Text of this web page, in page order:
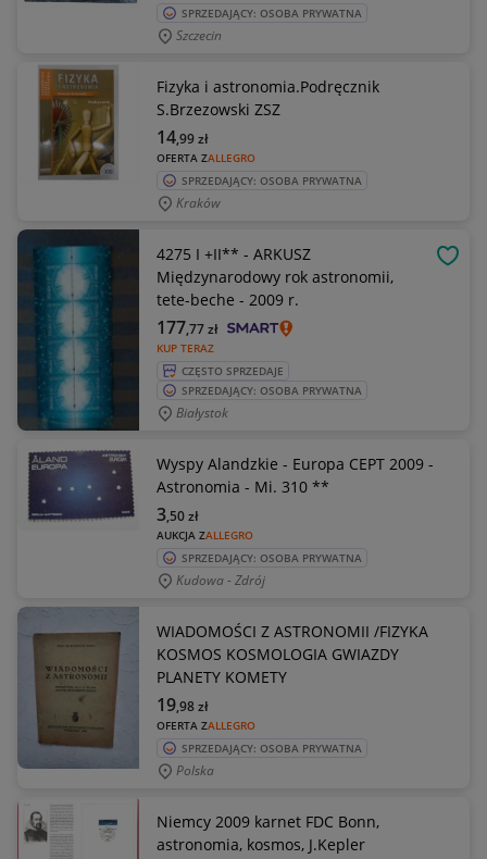
SPRZEDAJĄCY: OSOBA PRYWATNA
Szczecin
Fizyka i astronomia.Podręcznik
S.Brzezowski ZSZ
OFERTA ZALLEGRO
14,99zł
SPRZEDAJĄCY: OSOBA PRYWATNA
Kraków
4275 I +II** - ARKUSZ
Międzynarodowy rok astronomii,
tete-beche - 2009 r.
KUP TERAZ
177,77zł
CZĘSTO SPRZEDAJE
SPRZEDAJĄCY: OSOBA PRYWATNA
Białystok
Wyspy Alandzkie - Europa CEPT 2009 -
Astronomia - Mi. 310 **
AUKCJA ZALLEGRO
3,50zł
SPRZEDAJĄCY: OSOBA PRYWATNA
Kudowa - Zdrój
WIADOMOŚCI Z ASTRONOMII /FIZYKA
KOSMOS KOSMOLOGIA GWIAZDY
PLANETY KOMETY
OFERTA ZALLEGRO
19,98zł
SPRZEDAJĄCY: OSOBA PRYWATNA
Polska
Niemcy 2009 karnet FDC Bonn,
astronomia, kosmos, J.Kepler